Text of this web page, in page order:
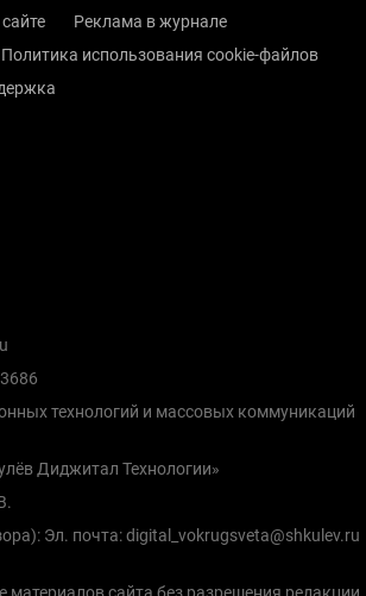
Реклама в журнале
Политика использования cookie-файлов
технологий и массовых коммуникаций
Диджитал Технологии»
Эл. почта: digital_vokrugsveta@shkulev.ru